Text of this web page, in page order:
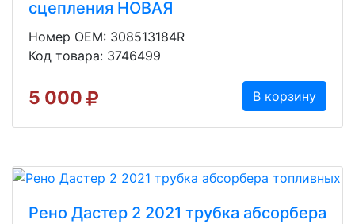
сцепления НОВАЯ
Номер OEM: 308513184R
Код товара: 3746499
5 000 В корзину
Рено Дастер 2 2021 трубка абсорбера